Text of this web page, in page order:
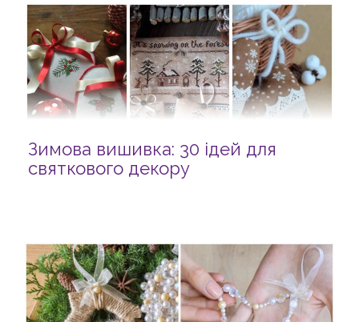
Зимова вишивка: 30 ідей для
святкового декору